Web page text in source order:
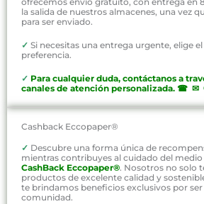
la salida de nuestros almacenes, una vez
para ser enviado.
✓ Si necesitas una entrega urgente, elige
preferencia.
✓ Para cualquier duda, contáctanos a
canales de atención personalizada. ☎ ✉
Cashback Eccopaper®
✓ Descubre una forma única de
mientras contribuyes al cuidado del
CashBack Eccopaper®. Nosotros no solo
productos de excelente calidad y
te brindamos beneficios exclusivos por
comunidad.